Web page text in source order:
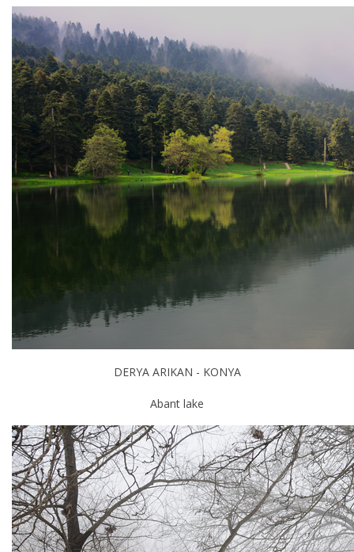
DERYA ARIKAN - KONYA
Abant lake